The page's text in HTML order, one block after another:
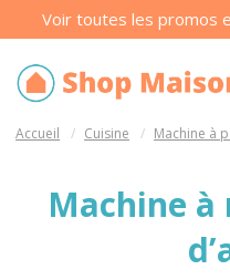
Voir toutes les promos
Accueil Cuisine Machine à
Machine à